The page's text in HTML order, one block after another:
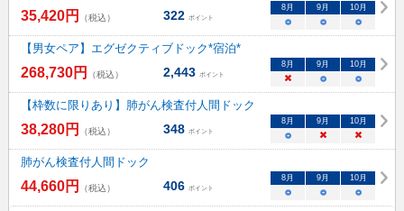
35,420円 （税込） 322 ポイント
8月 9月 10月
○ ○ ○
【男女ペア】エグゼクティブドック*宿泊*
268,730円 （税込） 2,443 ポイント
8月 9月 10月
× ○ ○
【枠数に限りあり】肺がん検査付人間ドック
38,280円 （税込） 348 ポイント
8月 9月 10月
○ × ×
肺がん検査付人間ドック
44,660円 （税込） 406 ポイント
8月 9月 10月
○ ○ ○